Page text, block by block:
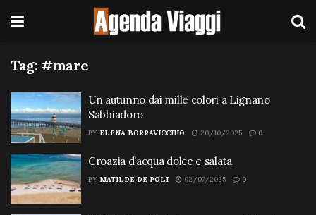
Tag: #mare
Un autunno dai mille colori a Lignano
Sabbiadoro
BY ELENA BORRAVICCHIO 20/10/2025 0
Croazia d’acqua dolce e salata
BY MATILDE DE POLI 02/07/2025 0